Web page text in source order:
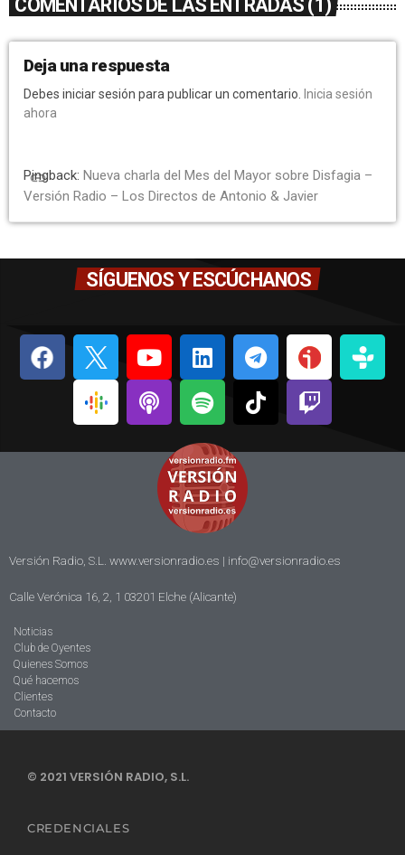
COMENTARIOS DE LAS ENTRADAS (1)
Deja una respuesta
Debes iniciar sesión para publicar un comentario.
Inicia sesión
ahora
link
Pingback: Nueva charla del Mes del Mayor sobre Disfagia –
Versión Radio – Los Directos de Antonio & Javier
SÍGUENOS Y ESCÚCHANOS
Versión Radio, S.L. www.versionradio.es | info@versionradio.es
Calle Verónica 16, 2, 1 03201 Elche (Alicante)
Noticias
Club de Oyentes
Quienes Somos
Qué hacemos
Clientes
Contacto
© 2021 VERSIÓN RADIO, S.L.
CREDENCIALES